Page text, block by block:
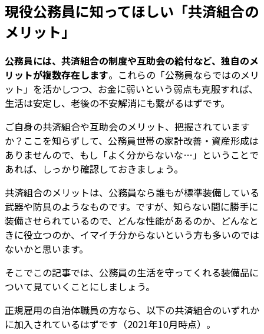
現役公務員に知ってほしい「共済組合の
メリット」
公務員には、共済組合の制度や互助会の給付など、独自のメ
リットが複数存在します。これらの「公務員ならではのメリ
ット」を活かしつつ、お金に弱いという弱点も克服すれば、
生活は安定し、老後の不安解消にも繋がるはずです。
ご自身の共済組合や互助会のメリット、把握されています
か？ここを知らずして、公務員世帯の家計改善・資産形成は
ありませんので、もし「よく分からないな…」ということで
あれば、しっかり確認しておきましょう。
共済組合のメリットは、公務員なら誰もが標準装備している
武器や防具のようなものです。ですが、知らない間に勝手に
装備させられているので、どんな性能があるのか、どんなと
きに役立つのか、イマイチ分からないという方も多いのでは
ないかと思います。
そこでこの記事では、公務員の生活を守ってくれる装備品に
ついて見ていくことにしましょう。
正規雇用の自治体職員の方なら、以下の共済組合のいずれか
に加入されているはずです（2021年10月時点）。